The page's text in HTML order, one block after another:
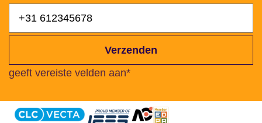
Verzenden
geeft vereiste velden aan*